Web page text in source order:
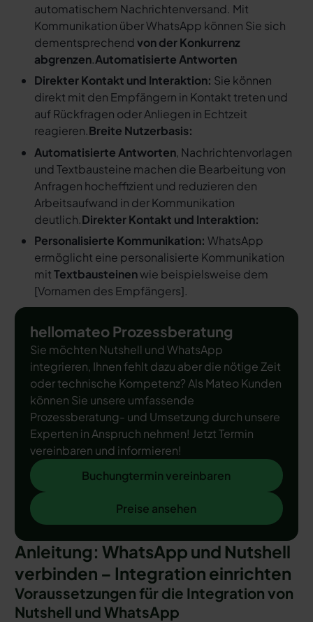
automatischem Nachrichtenversand. Mit
Kommunikation über WhatsApp können Sie sich
dementsprechendvon der Konkurrenz
abgrenzen.Automatisierte Antworten
Direkter Kontakt und Interaktion: Sie können
direkt mit den Empfängern in Kontakt treten und
auf Rückfragen oder Anliegen in Echtzeit
reagieren.Breite Nutzerbasis:
Automatisierte Antworten, Nachrichtenvorlagen
und Textbausteine machen die Bearbeitung von
Anfragen hocheffizient und reduzieren den
Arbeitsaufwand in der Kommunikation
deutlich.Direkter Kontakt und Interaktion:
Personalisierte Kommunikation: WhatsApp
ermöglicht eine personalisierte Kommunikation
mitTextbausteinenwie beispielsweise dem
[Vornamen des Empfängers].
hellomateo Prozessberatung
Sie möchten Nutshell und WhatsApp
integrieren, Ihnen fehlt dazu aber die nötige Zeit
oder technische Kompetenz? Als Mateo Kunden
können Sie unsere umfassende
Prozessberatung- und Umsetzung durch unsere
Experten in Anspruch nehmen! Jetzt Termin
vereinbaren und informieren!
Buchungtermin vereinbaren
Buchungtermin vereinbaren
Preise ansehen
Preise ansehen
Anleitung: WhatsApp und Nutshell
verbinden – Integration einrichten
Voraussetzungen für die Integration von
Nutshell und WhatsApp